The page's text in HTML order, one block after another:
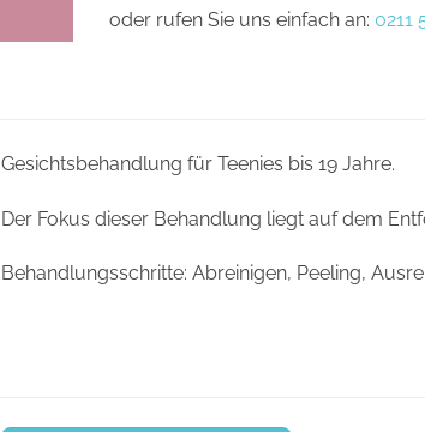
oder rufen Sie uns einfach an: 0211
Gesichtsbehandlung für Teenies bis 19 Jahre.
Der Fokus dieser Behandlung liegt auf dem
Behandlungsschritte: Abreinigen, Peeling,